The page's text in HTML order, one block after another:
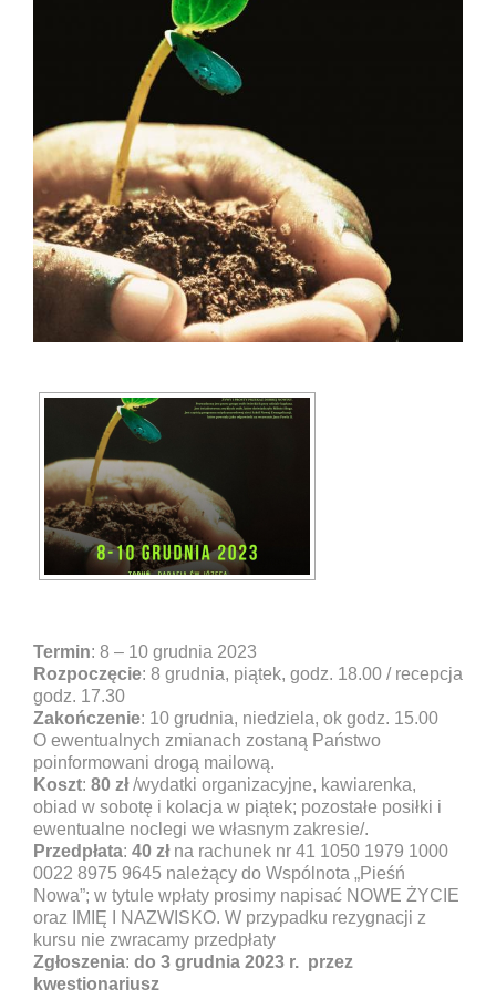
Termin: 8 – 10 grudnia 2023
Rozpoczęcie: 8 grudnia, piątek, godz. 18.00 / recepcja
godz. 17.30
Zakończenie: 10 grudnia, niedziela, ok godz. 15.00
O ewentualnych zmianach zostaną Państwo
poinformowani drogą mailową.
Koszt: 80 zł/wydatki organizacyjne, kawiarenka,
obiad w sobotę i kolacja w piątek; pozostałe posiłki i
ewentualne noclegi we własnym zakresie/.
Przedpłata: 40 złna rachunek nr 41 1050 1979 1000
0022 8975 9645 należący do Wspólnota „Pieśń
Nowa”; w tytule wpłaty prosimy napisać NOWE ŻYCIE
oraz IMIĘ I NAZWISKO. W przypadku rezygnacji z
kursu nie zwracamy przedpłaty
Zgłoszenia: do 3 grudnia 2023 r. przez
kwestionariusz